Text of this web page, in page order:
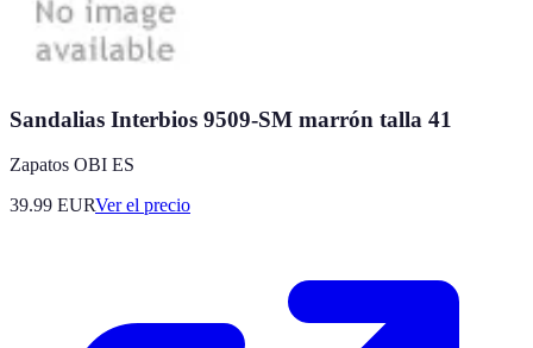
Sandalias Interbios 9509-SM marrón talla 41
Zapatos OBI ES
39.99 EURVer el precio